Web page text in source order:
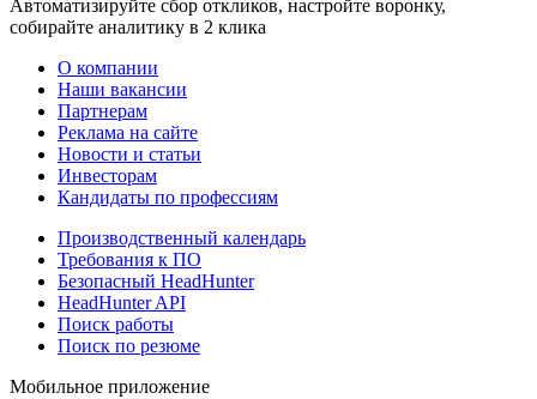
Автоматизируйте сбор откликов, настройте воронку,
собирайте аналитику в 2 клика
О компании
Наши вакансии
Партнерам
Реклама на сайте
Новости и статьи
Инвесторам
Кандидаты по профессиям
Производственный календарь
Требования к ПО
Безопасный HeadHunter
HeadHunter API
Поиск работы
Поиск по резюме
Мобильное приложение